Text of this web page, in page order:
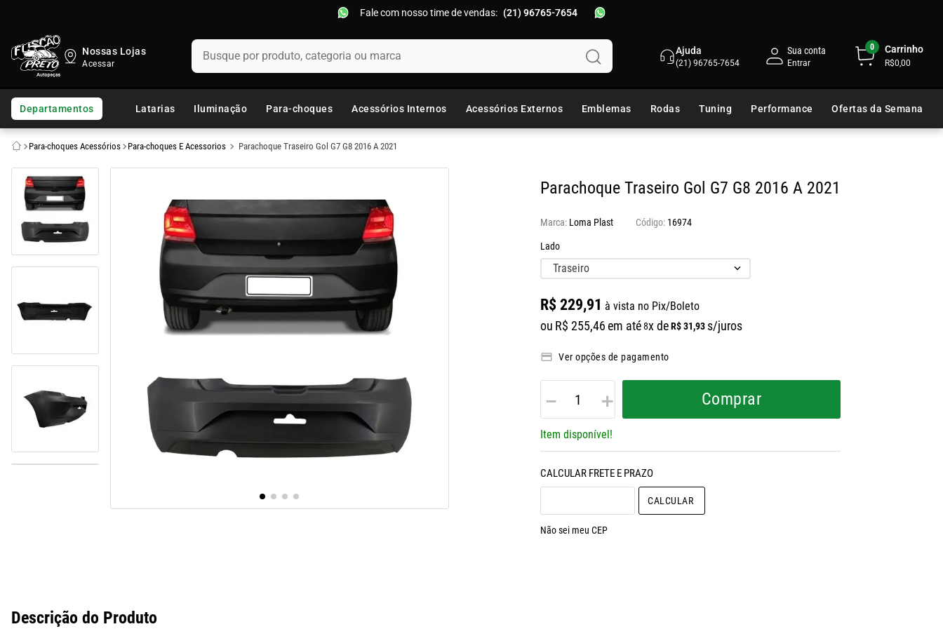
Fale com nosso time de vendas: (21) 96765-7654
Nossas Lojas Busque por produto, categoria ou marca Ajuda
(21) 96765-7654
Sua conta 0 Carrinho
R$0,00
Departamentos Latarias Iluminação Para-choques Acessórios Internos Acessórios Externos Emblemas Rodas Tuning Performance Ofertas da Semana
Para-choques Acessórios Para-choques E Acessorios Parachoque Traseiro Gol G7 G8 2016 A 2021
Parachoque Traseiro Gol G7 G8 2016 A 2021
Marca: Loma Plast 16974
Lado
Traseiro
R$ 229,91 à vista no Pix/Boleto
ou R$ 255,46em até8x deR$31,93 s/juros
Ver opções de pagamento
＋
－ Comprar
Item disponível!
Não sei meu CEP
Descrição do Produto
TERMOS MAIS BUSCADOS
1º
fusca
2º
capo
chevette
º
opala
7º
assoalho
8º
º
calha chuva
10º paralama